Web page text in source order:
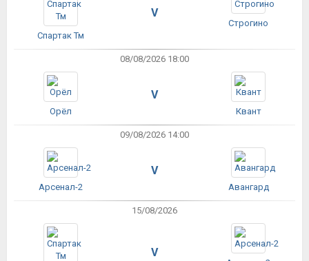
Спартак Тм
V
Строгино
08/08/2026 18:00
Орёл
V
Квант
09/08/2026 14:00
Арсенал-2
V
Авангард
15/08/2026
V